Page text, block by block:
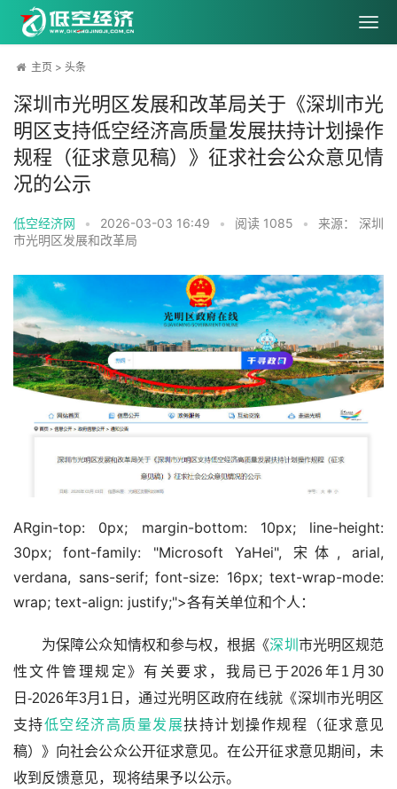
主页 > 头条
深圳市光明区发展和改革局关于《深圳市光
明区支持低空经济高质量发展扶持计划操作
规程（征求意见稿）》征求社会公众意见情
况的公示
低空经济网 • 2026-03-03 16:49 • 阅读 1085 •
来源： 深圳
市光明区发展和改革局
ARgin-top: 0px; margin-bottom: 10px; line-height:
30px; font-family: "Microsoft YaHei", 宋体, arial,
verdana, sans-serif; font-size: 16px; text-wrap-mode:
wrap; text-align: justify;">各有关单位和个人：
为保障公众知情权和参与权，根据《深圳 市光明区规范
性文件管理规定》有关要求，我局已于2026年1月30
日-2026年3月1日，通过光明区政府在线就《深圳市光明区
支持低空经济高质量发展扶持计划操作规程（征求意见
稿）》向社会公众公开征求意见。在公开征求意见期间，未
收到反馈意见，现将结果予以公示。